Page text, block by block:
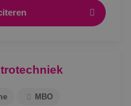
MBO